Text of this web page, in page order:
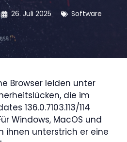
26. Juli 2025 Software
Browser leiden unter
die im
136.0.7103.113/114
Windows, MacOS und
ihnen unterstrich er eine